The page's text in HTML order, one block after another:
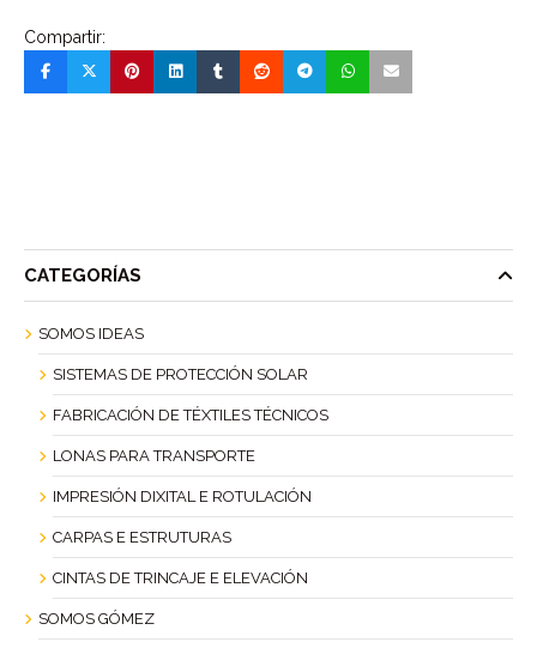
Compartir:
CATEGORÍAS
SOMOS IDEAS
SISTEMAS DE PROTECCIÓN SOLAR
FABRICACIÓN DE TÉXTILES TÉCNICOS
LONAS PARA TRANSPORTE
IMPRESIÓN DIXITAL E ROTULACIÓN
CARPAS E ESTRUTURAS
CINTAS DE TRINCAJE E ELEVACIÓN
SOMOS GÓMEZ